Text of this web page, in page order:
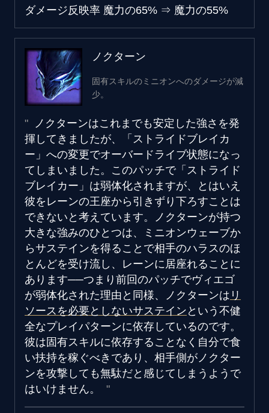
ダメージ反映率 魔力の65% ⇒ 魔力の55%
ノクターン
固有スキルのミニオンへのダメージが減
少。
ノクターンはこれまでも安定した強さを発
揮してきましたが、「ストライドブレイカ
ー」への変更でオーバードライブ状態になっ
てしまいました。このパッチで「ストライド
ブレイカー」は弱体化されますが、とはいえ
彼をレーンの王座から引きずり下ろすことは
できないと考えています。ノクターンが持つ
大きな強みのひとつは、ミニオンウェーブか
らサステインを得ることで相手のハラスのほ
とんどを受け流し、レーンに居座れることに
あります──つまり前回のパッチでヴィエゴ
が弱体化された理由と同様、ノクターンは リ
ソースを必要としないサステイン という不健
全なプレイパターンに依存しているのです。
彼は固有スキルに依存することなく自分で食
い扶持を稼ぐべきであり、相手側がノクター
ンを攻撃しても無駄だと感じてしまうようで
はいけません。